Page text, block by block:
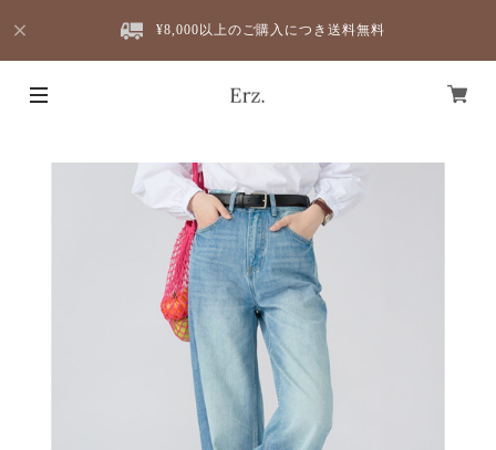
¥8,000以上のご購入につき送料無料